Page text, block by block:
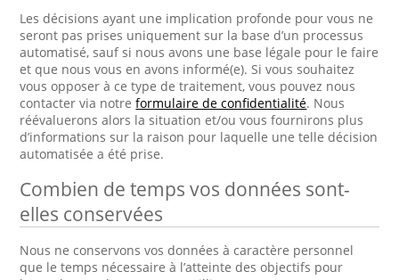
Les décisions ayant une implication profonde pour vous ne
seront pas prises uniquement sur la base d’un processus
automatisé, sauf si nous avons une base légale pour le faire
et que nous vous en avons informé(e). Si vous souhaitez
vous opposer à ce type de traitement, vous pouvez nous
contacter via notreformulaire de confidentialité. Nous
réévaluerons alors la situation et/ou vous fournirons plus
d’informations sur la raison pour laquelle une telle décision
automatisée a été prise.
Combien de temps vos données sont-
elles conservées
Nous ne conservons vos données à caractère personnel
que le temps nécessaire à l’atteinte des objectifs pour